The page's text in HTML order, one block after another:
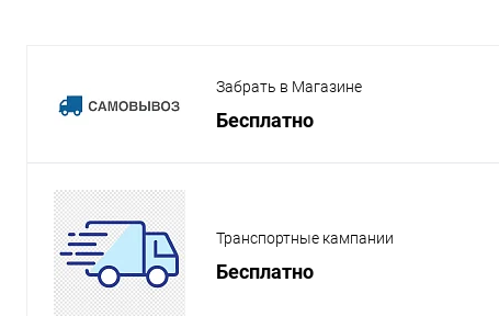
Забрать в Магазине
Бесплатно
Транспортные кампании
Бесплатно